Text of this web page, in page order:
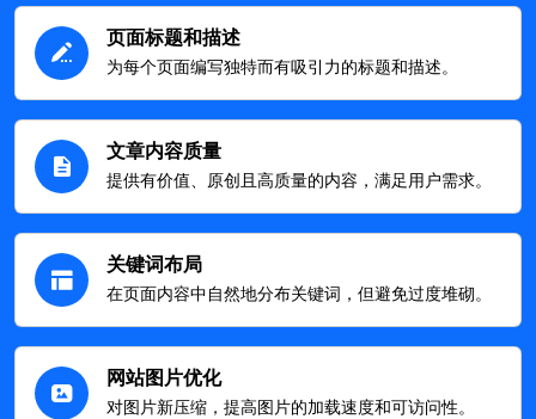
页面标题和描述
为每个页面编写独特而有吸引力的标题和描述。
文章内容质量
提供有价值、原创且高质量的内容，满足用户需求。
关键词布局
在页面内容中自然地分布关键词，但避免过度堆砌。
网站图片优化
对图片新压缩，提高图片的加载速度和可访问性。